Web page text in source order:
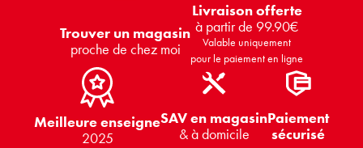
Trouver un magasin
proche de chez moi
Livraison offerte
à partir de 99.90€
Valable uniquement
pour le paiement en ligne
Meilleure enseigne
2025
SAV en magasin
& à domicile
Paiement
sécurisé